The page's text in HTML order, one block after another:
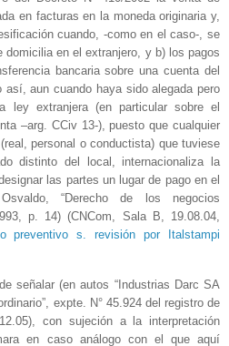
en facturas en la moneda originaria y,
cuando, -como en el caso-, se
en el extranjero, y b) los pagos
bancaria sobre una cuenta del
aun cuando haya sido alegada pero
ley extranjera (en particular sobre el
–arg. CCiv 13-), puesto que cualquier
personal o conductista) que tuviese
distinto del local, internacionaliza la
las partes un lugar de pago en el
“Derecho de los negocios
p. 14) (CNCom, Sala B, 19.08.04,
preventivo s. revisión por Italstampi
señalar (en autos “Industrias Darc SA
expte. N° 45.924 del registro de
con sujeción a la interpretación
en caso análogo con el que aquí